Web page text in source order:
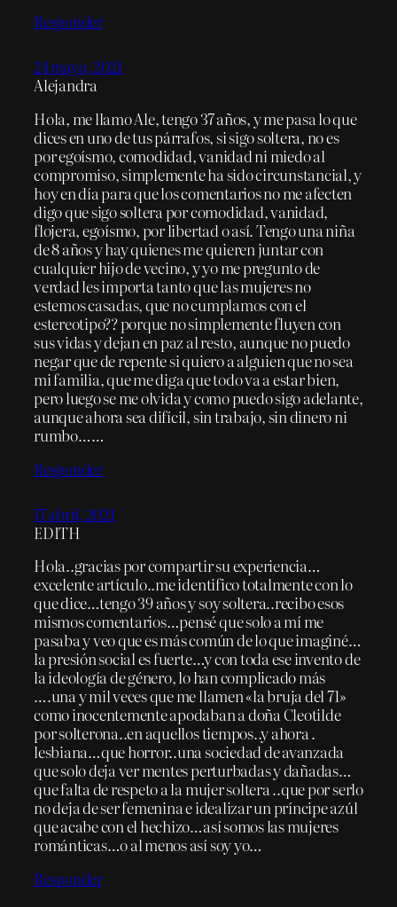
Responder
24 mayo, 2021
Alejandra
Hola, me llamo Ale, tengo 37 años, y me pasa lo que
dices en uno de tus párrafos, si sigo soltera, no es
por egoísmo, comodidad, vanidad ni miedo al
compromiso, simplemente ha sido circunstancial, y
hoy en día para que los comentarios no me afecten
digo que sigo soltera por comodidad, vanidad,
flojera, egoísmo, por libertad o así. Tengo una niña
de 8 años y hay quienes me quieren juntar con
cualquier hijo de vecino, y yo me pregunto de
verdad les importa tanto que las mujeres no
estemos casadas, que no cumplamos con el
estereotipo?? porque no simplemente fluyen con
sus vidas y dejan en paz al resto, aunque no puedo
negar que de repente si quiero a alguien que no sea
mi familia, que me diga que todo va a estar bien,
pero luego se me olvida y como puedo sigo adelante,
aunque ahora sea difícil, sin trabajo, sin dinero ni
rumbo……
Responder
17 abril, 2021
EDITH
Hola..gracias por compartir su experiencia…
excelente artículo..me identifico totalmente con lo
que dice…tengo 39 años y soy soltera..recibo esos
mismos comentarios…pensé que solo a mí me
pasaba y veo que es más común de lo que imaginé…
la presión social es fuerte…y con toda ese invento de
la ideología de género, lo han complicado más
….una y mil veces que me llamen «la bruja del 71»
como inocentemente apodaban a doña Cleotilde
por solterona..en aquellos tiempos..y ahora .
lesbiana…que horror..una sociedad de avanzada
que solo deja ver mentes perturbadas y dañadas…
que falta de respeto a la mujer soltera ..que por serlo
no deja de ser femenina e idealizar un príncipe azúl
que acabe con el hechizo…así somos las mujeres
románticas…o al menos así soy yo…
Responder